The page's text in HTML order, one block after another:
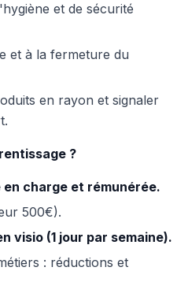
et de sécurité
et à la fermeture du
en rayon et signaler
?
en charge et rémunérée.
500€).
visio (1 jour par semaine).
: réductions et